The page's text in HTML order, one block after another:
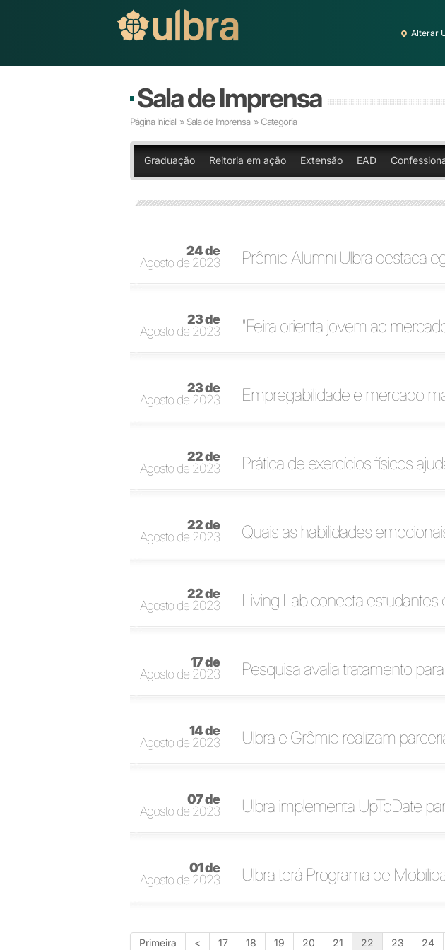
Alterar
Sala de Imprensa
Página Inicial » Sala de Imprensa » Categoria
Graduação Reitoria em ação Extensão EAD
24 de
Agosto de 2023
Prêmio Alumni Ulbra destaca
23 de
Agosto de 2023
"Feira orienta jovem ao
23 de
Agosto de 2023
Empregabilidade e mercado
22 de
Agosto de 2023
Prática de exercícios físicos
22 de
Agosto de 2023
Quais as habilidades
22 de
Agosto de 2023
Living Lab conecta
17 de
Agosto de 2023
Pesquisa avalia tratamento
14 de
Agosto de 2023
Ulbra e Grêmio realizam
07 de
Agosto de 2023
Ulbra implementa UpToDate
01 de
Agosto de 2023
Ulbra terá Programa de
Primeira < 17 18 19 20 21 22 23 24